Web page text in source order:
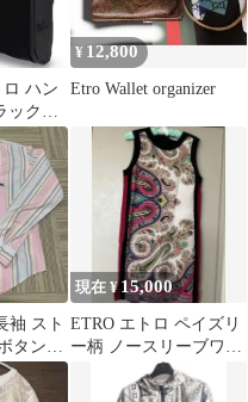
ロ ハン
ック
げ 軽
¥ 12,800
Etro Wallet organizer
袖 スト
タンダ
現在 ¥ 15,000
ETRO エトロ ペイズリ
ー柄 ノースリーブワン